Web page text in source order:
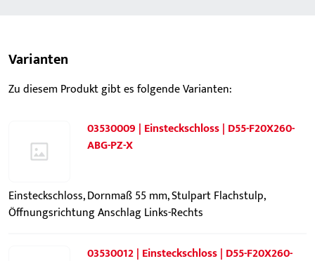
Varianten
Zu diesem Produkt gibt es folgende Varianten:
03530009 | Einsteckschloss | D55-F20X260-
ABG-PZ-X
Einsteckschloss, Dornmaß 55 mm, Stulpart Flachstulp,
Öffnungsrichtung Anschlag Links-Rechts
03530012 | Einsteckschloss | D55-F20X260-